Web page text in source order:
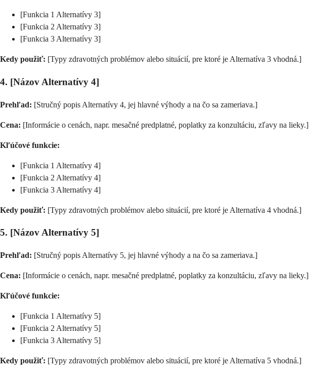
[Funkcia 1 Alternatívy 3]
[Funkcia 2 Alternatívy 3]
[Funkcia 3 Alternatívy 3]
Kedy použiť: [Typy zdravotných problémov alebo situácií, pre ktoré je Alternatíva 3 vhodná.]
4. [Názov Alternatívy 4]
Prehľad: [Stručný popis Alternatívy 4, jej hlavné výhody a na čo sa zameriava.]
Cena: [Informácie o cenách, napr. mesačné predplatné, poplatky za konzultáciu, zľavy na lieky.]
Kľúčové funkcie:
[Funkcia 1 Alternatívy 4]
[Funkcia 2 Alternatívy 4]
[Funkcia 3 Alternatívy 4]
Kedy použiť: [Typy zdravotných problémov alebo situácií, pre ktoré je Alternatíva 4 vhodná.]
5. [Názov Alternatívy 5]
Prehľad: [Stručný popis Alternatívy 5, jej hlavné výhody a na čo sa zameriava.]
Cena: [Informácie o cenách, napr. mesačné predplatné, poplatky za konzultáciu, zľavy na lieky.]
Kľúčové funkcie:
[Funkcia 1 Alternatívy 5]
[Funkcia 2 Alternatívy 5]
[Funkcia 3 Alternatívy 5]
Kedy použiť: [Typy zdravotných problémov alebo situácií, pre ktoré je Alternatíva 5 vhodná.]